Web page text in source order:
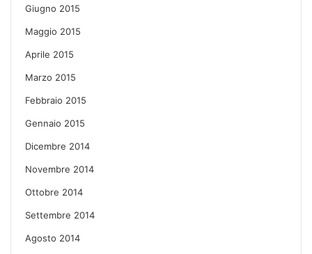
Giugno 2015
Maggio 2015
Aprile 2015
Marzo 2015
Febbraio 2015
Gennaio 2015
Dicembre 2014
Novembre 2014
Ottobre 2014
Settembre 2014
Agosto 2014